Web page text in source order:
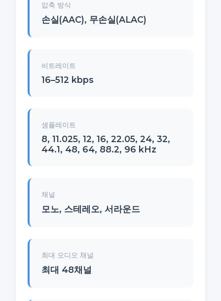
압축 방식
손실(AAC), 무손실(ALAC)
비트레이트
16–512 kbps
샘플레이트
8, 11.025, 12, 16, 22.05, 24, 32,
44.1, 48, 64, 88.2, 96 kHz
채널
모노, 스테레오, 서라운드
최대 오디오 채널
최대 48채널